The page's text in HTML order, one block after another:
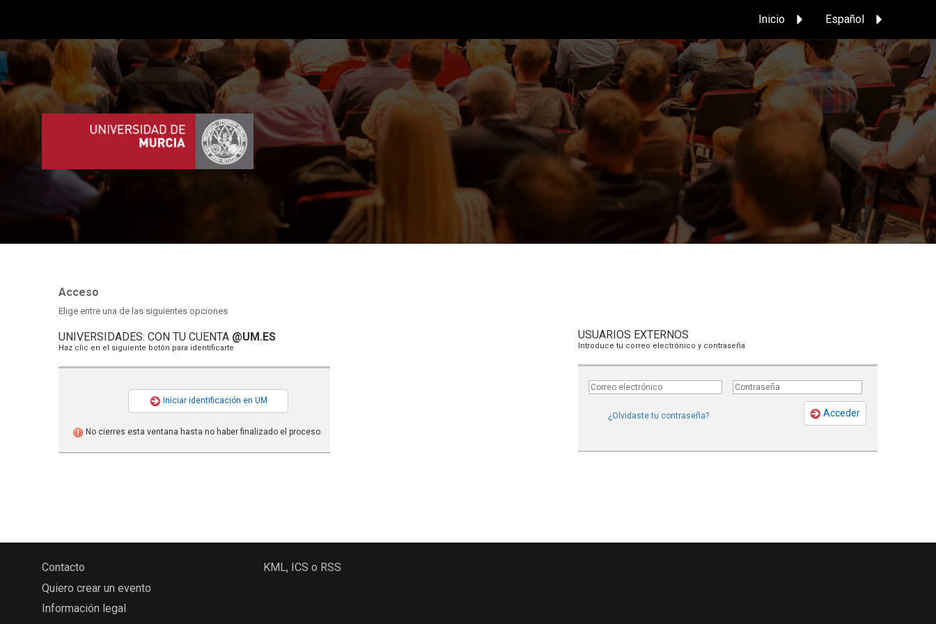
Inicio Español
Acceso
Elige entre una de las siguientes opciones
UNIVERSIDADES: CON TU CUENTA @UM.ES
Haz clic en el siguiente botón para identificarte
Iniciar identificación en UM
No cierres esta ventana hasta no haber finalizado el proceso.
USUARIOS EXTERNOS
Introduce tu correo electrónico y contraseña
¿Olvidaste tu contraseña? Acceder
Contacto
Quiero crear un evento
Información legal
KML, ICS o RSS